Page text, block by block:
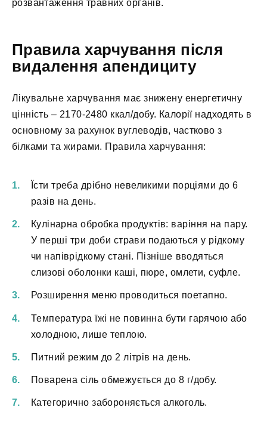
розвантаження травних органів.
Правила харчування після
видалення апендициту
Лікувальне харчування має знижену енергетичну
цінність – 2170-2480 ккал/добу. Калорії надходять в
основному за рахунок вуглеводів, частково з
білками та жирами. Правила харчування:
Їсти треба дрібно невеликими порціями до 6
разів на день.
Кулінарна обробка продуктів: варіння на пару.
У перші три доби страви подаються у рідкому
чи напіврідкому стані. Пізніше вводяться
слизові оболонки каші, пюре, омлети, суфле.
Розширення меню проводиться поетапно.
Температура їжі не повинна бути гарячою або
холодною, лише теплою.
Питний режим до 2 літрів на день.
Поварена сіль обмежується до 8 г/добу.
Категорично забороняється алкоголь.